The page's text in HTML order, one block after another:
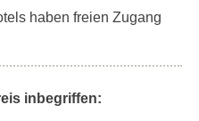
haben freien Zugang
inbegriffen: